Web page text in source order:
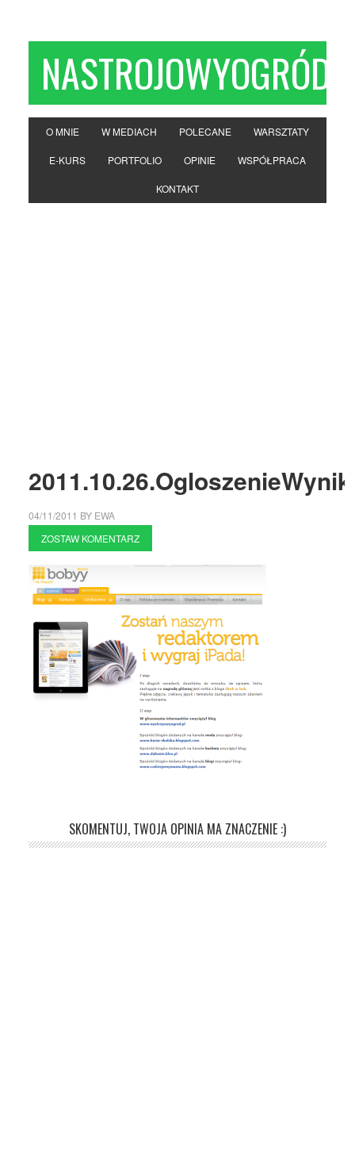
NASTROJOWYOGRÓD
O MNIE W MEDIACH POLECANE WARSZTATY
E-KURS PORTFOLIO OPINIE WSPÓŁPRACA
KONTAKT
04/11/2011 BY EWA
ZOSTAW KOMENTARZ
SKOMENTUJ, TWOJA OPINIA MA ZNACZENIE :)